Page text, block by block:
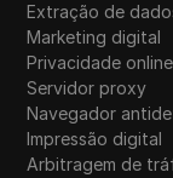
Wayfair
WebMoney
WeChat
Western Union
Extração de
Marketing digital
Privacidade online
Servidor proxy
Navegador
Impressão digital
Arbitragem de